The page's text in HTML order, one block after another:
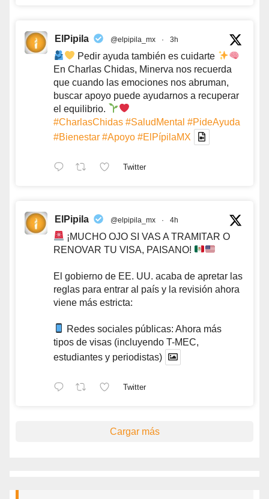
ElPipila @elpipila_mx · 3h
Pedir ayuda también es cuidarte
En Charlas Chidas, Minerva nos recuerda
que cuando las emociones nos abruman,
buscar apoyo puede ayudarnos a recuperar
el equilibrio.
#CharlasChidas #SaludMental #PideAyuda
#Bienestar #Apoyo #ElPípilaMX
Twitter
ElPipila @elpipila_mx · 4h
¡MUCHO OJO SI VAS A TRAMITAR O
RENOVAR TU VISA, PAISANO!
El gobierno de EE. UU. acaba de apretar las
reglas para entrar al país y la revisión ahora
viene más estricta:
Redes sociales públicas: Ahora más
tipos de visas (incluyendo T-MEC,
estudiantes y periodistas)
Twitter
Cargar más